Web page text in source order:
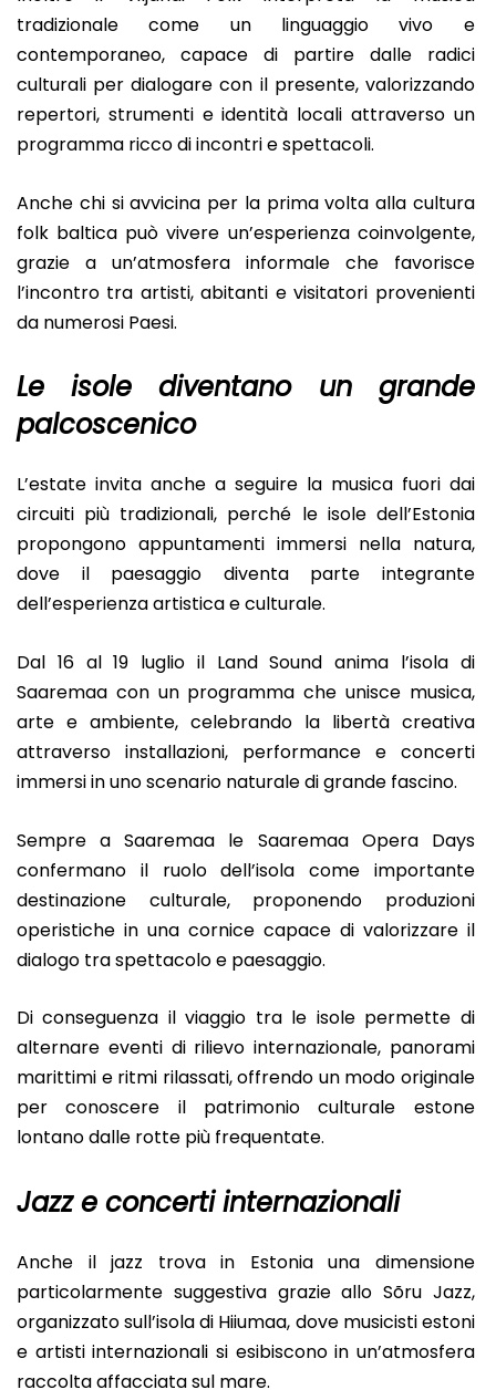
tradizionale come un linguaggio vivo e
contemporaneo, capace di partire dalle radici
culturali per dialogare con il presente, valorizzando
repertori, strumenti e identità locali attraverso un
programma ricco di incontri e spettacoli.
Anche chi si avvicina per la prima volta alla cultura
folk baltica può vivere un’esperienza coinvolgente,
grazie a un’atmosfera informale che favorisce
l’incontro tra artisti, abitanti e visitatori provenienti
da numerosi Paesi.
Le isole diventano un grande
palcoscenico
L’estate invita anche a seguire la musica fuori dai
circuiti più tradizionali, perché le isole dell’Estonia
propongono appuntamenti immersi nella natura,
dove il paesaggio diventa parte integrante
dell’esperienza artistica e culturale.
Dal 16 al 19 luglio il Land Sound anima l’isola di
Saaremaa con un programma che unisce musica,
arte e ambiente, celebrando la libertà creativa
attraverso installazioni, performance e concerti
immersi in uno scenario naturale di grande fascino.
Sempre a Saaremaa le Saaremaa Opera Days
confermano il ruolo dell’isola come importante
destinazione culturale, proponendo produzioni
operistiche in una cornice capace di valorizzare il
dialogo tra spettacolo e paesaggio.
Di conseguenza il viaggio tra le isole permette di
alternare eventi di rilievo internazionale, panorami
marittimi e ritmi rilassati, offrendo un modo originale
per conoscere il patrimonio culturale estone
lontano dalle rotte più frequentate.
Jazz e concerti internazionali
Anche il jazz trova in Estonia una dimensione
particolarmente suggestiva grazie allo Sõru Jazz,
organizzato sull’isola di Hiiumaa, dove musicisti estoni
e artisti internazionali si esibiscono in un’atmosfera
raccolta affacciata sul mare.